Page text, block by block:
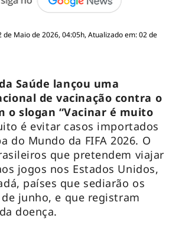
de Maio de 2026, 04:05h, Atualizado em: 02 de
Saúde lançou uma
de vacinação contra o
o slogan “Vacinar é muito
é evitar casos importados
do Mundo da FIFA 2026. O
que pretendem viajar
jogos nos Estados Unidos,
países que sediarão os
junho, e que registram
doença.